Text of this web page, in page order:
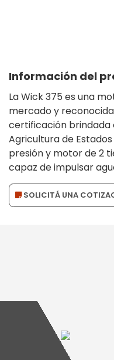
Información del
La Wick 375 es una
mercado y
certificación
Agricultura de Estados
presión y motor de 2
capaz de impulsar
SOLICITÁ UNA